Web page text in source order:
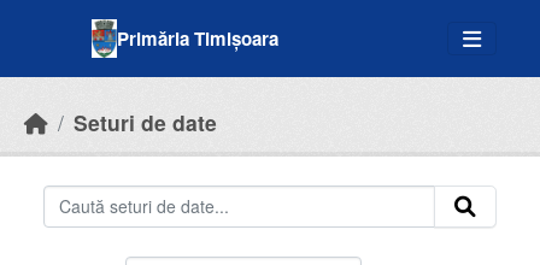
Primăria Timișoara
Seturi de date